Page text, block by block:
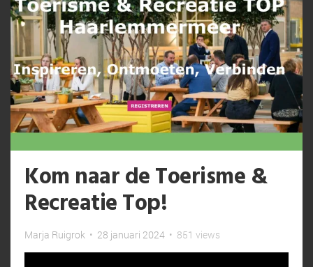
Kom naar de Toerisme &
Recreatie Top!
Marja Ruigrok • 28 januari 2024 • 851 views